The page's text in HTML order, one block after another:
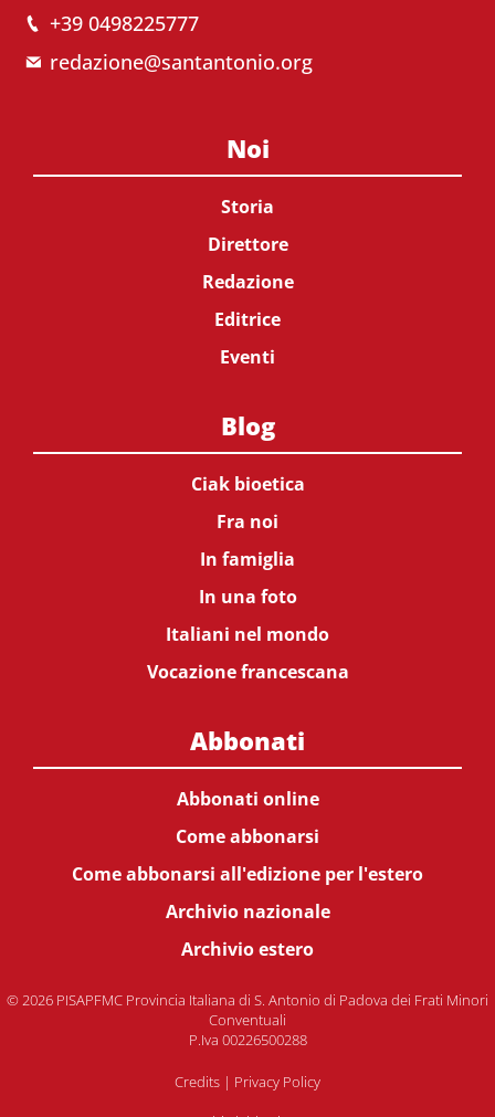
+39 0498225777
redazione@santantonio.org
Noi
Storia
Direttore
Redazione
Editrice
Eventi
Blog
Ciak bioetica
Fra noi
In famiglia
In una foto
Italiani nel mondo
Vocazione francescana
Abbonati
Abbonati online
Come abbonarsi
Come abbonarsi all'edizione per l'estero
Archivio nazionale
Archivio estero
© 2026 PISAPFMC Provincia Italiana di S. Antonio di Padova dei Frati Minori
Conventuali
P.Iva 00226500288
Credits | Privacy Policy